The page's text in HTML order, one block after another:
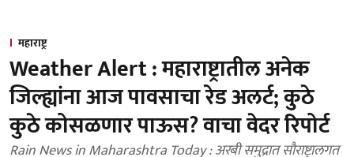
महाराष्ट्र
Weather Alert : महाराष्ट्रातील अनेक
जिल्ह्यांना आज पावसाचा रेड अलर्ट; कुठे
कुठे कोसळणार पाऊस? वाचा वेदर रिपोर्ट
Rain News in Maharashtra Today : अरबी समुद्रात सौराष्ट्रालगत